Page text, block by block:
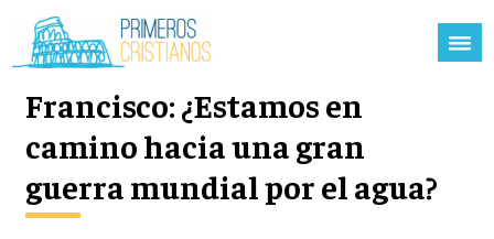
Francisco: ¿Estamos en
camino hacia una gran
guerra mundial por el agua?